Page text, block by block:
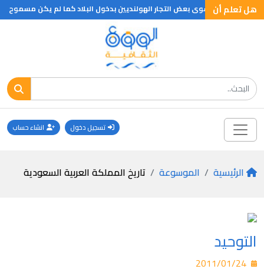
هل تعلم أن
تسجيل دخول انشاء حساب
الرئيسية الموسوعة تاريخ المملكة العربية السعودية
التوحيد